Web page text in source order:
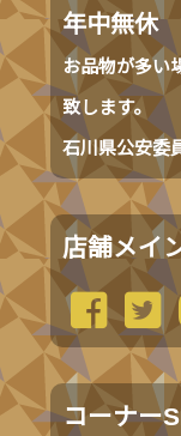
年中無休
お品物が多い
致します。
石川県公安委
店舗メイ
コーナー